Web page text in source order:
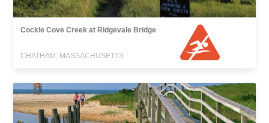
Cockle Cove Creek at Ridgevale Bridge
CHATHAM, MASSACHUSETTS